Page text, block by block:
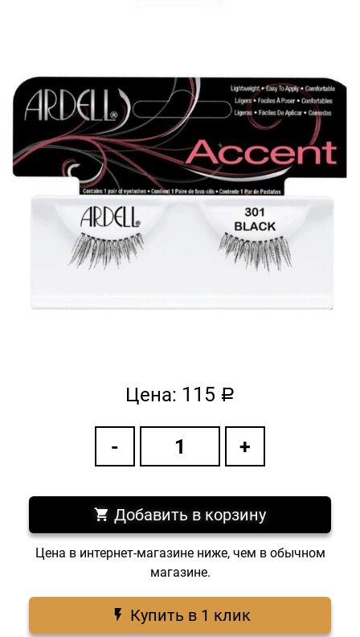
Цена: 115 a
Добавить в корзину
Цена в интернет-магазине ниже, чем в обычном
магазине.
Купить в 1 клик